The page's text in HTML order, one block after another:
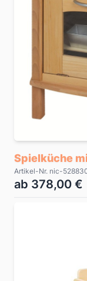
Spielküche
Artikel-Nr. nic-
ab 378,00 €